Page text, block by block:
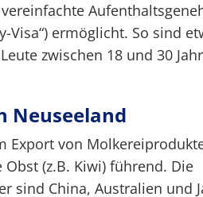
Visa“) ermöglicht. So sind
zwischen 18 und 30
Neuseeland
Export von
(z.B. Kiwi) führend. Die
sind China, Australien und